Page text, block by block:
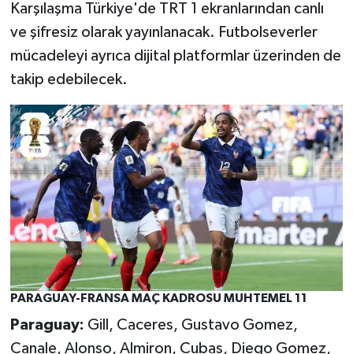
Karşılaşma Türkiye'de TRT 1 ekranlarından canlı
ve şifresiz olarak yayınlanacak. Futbolseverler
mücadeleyi ayrıca dijital platformlar üzerinden de
takip edebilecek.
PARAGUAY-FRANSA MAÇ KADROSU MUHTEMEL 11
Paraguay: Gill, Caceres, Gustavo Gomez,
Canale, Alonso, Almiron, Cubas, Diego Gomez,